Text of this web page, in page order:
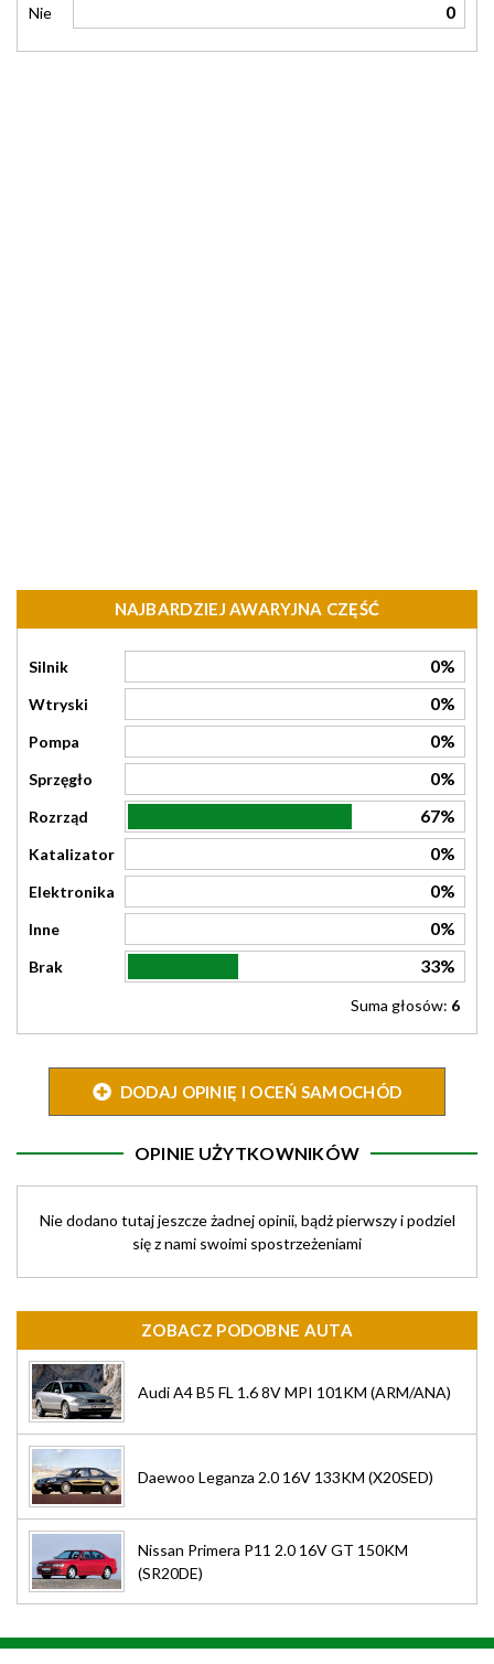
Nie 0
NAJBARDZIEJ AWARYJNA CZĘŚĆ
Silnik 0%
Wtryski 0%
Pompa 0%
Sprzęgło 0%
Rozrząd 67%
Katalizator 0%
Elektronika 0%
Inne 0%
Brak 33%
Suma głosów: 6
DODAJ OPINIĘ I OCEŃ SAMOCHÓD
OPINIE UŻYTKOWNIKÓW
Nie dodano tutaj jeszcze żadnej opinii, bądż pierwszy i podziel
się z nami swoimi spostrzeżeniami
ZOBACZ PODOBNE AUTA
Audi A4 B5 FL 1.6 8V MPI 101KM (ARM/ANA)
Daewoo Leganza 2.0 16V 133KM (X20SED)
Nissan Primera P11 2.0 16V GT 150KM
(SR20DE)